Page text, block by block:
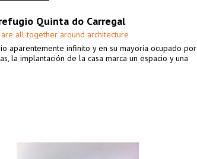
Quinta do Carregal
are all together around architecture
aparentemente infinito y en su mayoría ocupado por
la implantación de la casa marca un espacio y una